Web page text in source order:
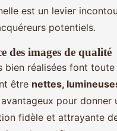
est un levier
potentiels.
des images de qualité
bien réalisées font
être nettes,
pour donner
fidèle et attrayante